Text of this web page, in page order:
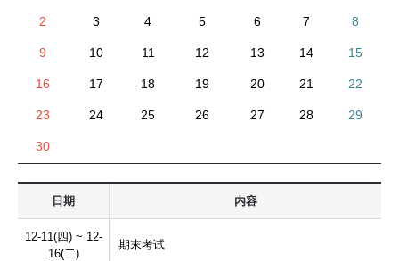
2 3 4 5 6 7 8
9 10 11 12 13 14 15
16 17 18 19 20 21 22
23 24 25 26 27 28 29
30
日期 内容
12-11(四) ~ 12-
16(二)
期末考试